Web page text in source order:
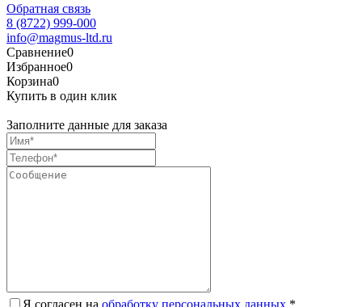
Обратная связь
8 (8722) 999-000
info@magmus-ltd.ru
Сравнение0
Избранное0
Корзина0
Купить в один клик
Заполните данные для заказа
Я согласен на обработку персональных данных. *